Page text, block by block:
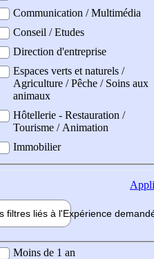
Communication / Multimédia
Conseil / Etudes
Direction d'entreprise
Espaces verts et naturels /
Agriculture / Pêche / Soins aux
animaux
Hôtellerie - Restauration /
Tourisme / Animation
Immobilier
filtres liés à l'Expérience
demandée
Moins de 1 an